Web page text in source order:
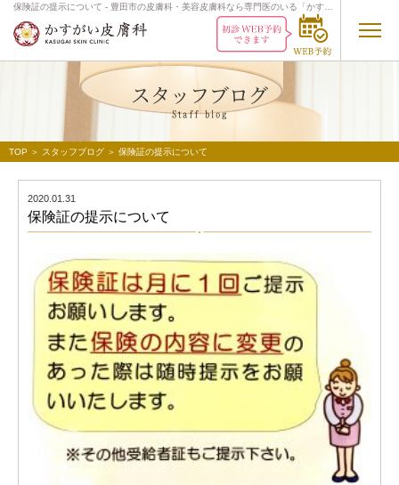
保険証の提示について - 豊田市の皮膚科・美容皮膚科なら専門医のいる「かすが
スタッフブログ
Staff blog
TOP ＞ スタッフブログ ＞ 保険証の提示について
2020.01.31
保険証の提示について